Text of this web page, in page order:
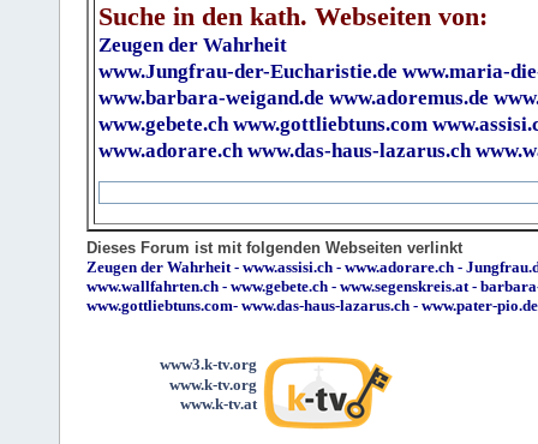
Suche in den kath. Webseiten von:
Zeugen der Wahrheit
www.Jungfrau-der-Eucharistie.de www.maria-
www.barbara-weigand.de www.adoremus.de
www.gebete.ch www.gottliebtuns.com
www.adorare.ch www.das-haus-lazarus.ch
Dieses Forum ist mit folgenden Webseiten verlinkt
Zeugen der Wahrheit - www.assisi.ch - www.adorare.ch -
www.wallfahrten.ch - www.gebete.ch - www.segenskreis.at -
www.gottliebtuns.com- www.das-haus-lazarus.ch - www.pater-pio.de
www3.k-tv.org
www.k-tv.org
www.k-tv.at